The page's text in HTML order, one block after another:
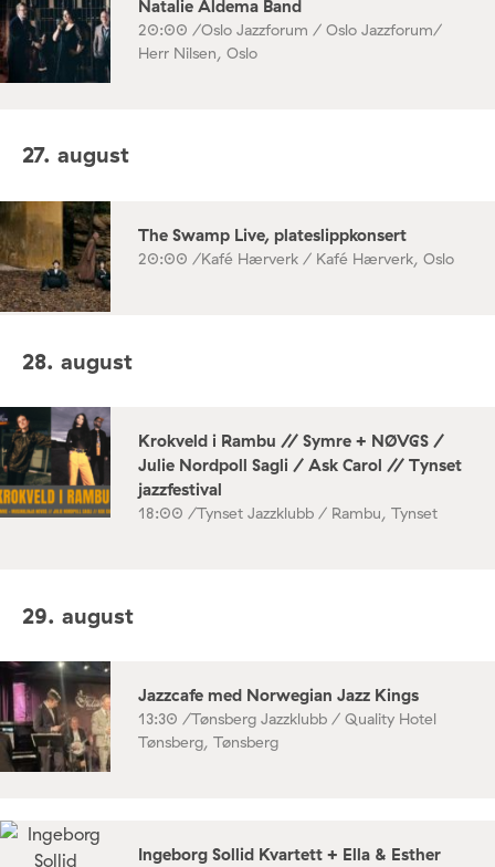
Natalie Aldema Band
20:00 /Oslo Jazzforum / Oslo Jazzforum/
Herr Nilsen, Oslo
27. august
The Swamp Live, plateslippkonsert
20:00 /Kafé Hærverk / Kafé Hærverk, Oslo
28. august
Krokveld i Rambu // Symre + NØVGS /
Julie Nordpoll Sagli / Ask Carol // Tynset
jazzfestival
18:00 /Tynset Jazzklubb / Rambu, Tynset
29. august
Jazzcafe med Norwegian Jazz Kings
13:30 /Tønsberg Jazzklubb / Quality Hotel
Tønsberg, Tønsberg
Ingeborg Sollid Kvartett + Ella & Esther